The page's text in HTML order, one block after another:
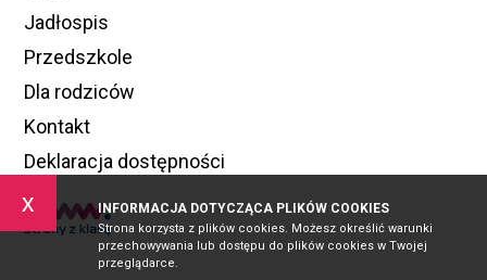
x INFORMACJA DOTYCZĄCA PLIKÓW COOKIES
Strona korzysta z plików cookies. Możesz określić warunki
przechowywania lub dostępu do plików cookies w Twojej
przeglądarce.
Jadłospis
Przedszkole
Dla rodziców
Kontakt
Deklaracja dostępności